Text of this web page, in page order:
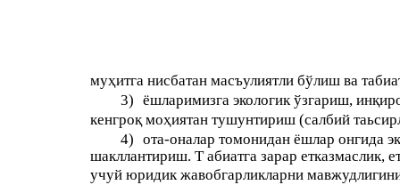
муҳитга нисбатан масъулиятли бўлиш ва
3) ёшларимизга экологик ўзгариш,
кенгроқ моҳиятан тушунтириш (салбий
4) ота-оналар томонидан ёшлар онгида
шакллантириш. Т абиатга зарар етказмаслик,
учуй юридик жавобгарликларни